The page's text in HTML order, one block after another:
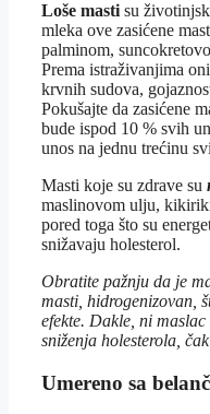
Loše masti su
mleka ove zasićene
palminom,
Prema istraživanjima
krvnih sudova,
Pokušajte da zasićene
bude ispod 10 % svih
unos na jednu trećinu
Masti koje su zdrave su
maslinovom ulju,
pored toga što su
snižavaju holesterol.
Obratite pažnju da je
masti, hidrogenizovan,
efekte. Dakle, ni
sniženja holesterola,
Umereno sa